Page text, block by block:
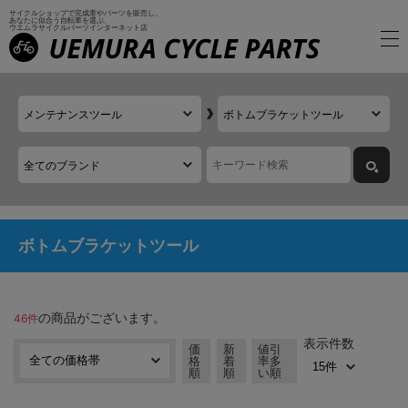
サイクルショップで完成車やパーツを販売し、
あなたに似合う自転車を選ぶ、
ウエムラサイクルパーツインターネット店
ボトムブラケットツール
46件の商品がございます。
価
格
順
新
着
順
値引
率多
い順
表示件数